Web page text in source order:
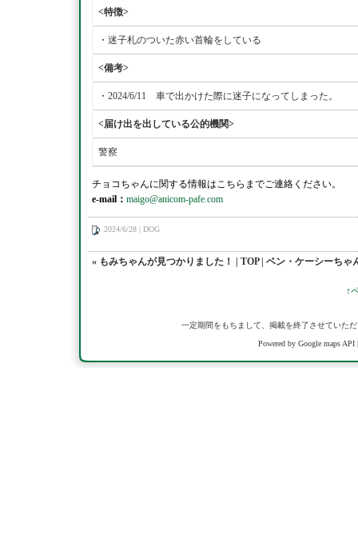
<特徴>
・迷子札のついた赤い首輪をしている
<備考>
・2024/6/11 車で出かけた際に迷子になってしまった。
<届け出を出している公的機関>
警察
チョコちゃんに関する情報はこちらまでご連絡ください。
e-mail： maigo@anicom-pafe.com
2024/6/28 | DOG
« もみちゃんが見つかりました！ | TOP| ベン・ケーシーちゃ
↑
一定期間をもちまして、掲載を終了させていた
Powered by Google maps